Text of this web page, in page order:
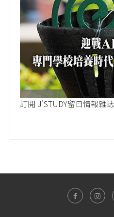
訂閱 J'STUDY留日情報雜誌